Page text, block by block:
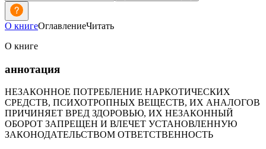
О книгеОглавлениеЧитать
О книге
аннотация
НЕЗАКОННОЕ ПОТРЕБЛЕНИЕ НАРКОТИЧЕСКИХ
СРЕДСТВ, ПСИХОТРОПНЫХ ВЕЩЕСТВ, ИХ АНАЛОГОВ
ПРИЧИНЯЕТ ВРЕД ЗДОРОВЬЮ, ИХ НЕЗАКОННЫЙ
ОБОРОТ ЗАПРЕЩЕН И ВЛЕЧЕТ УСТАНОВЛЕННУЮ
ЗАКОНОДАТЕЛЬСТВОМ ОТВЕТСТВЕННОСТЬ